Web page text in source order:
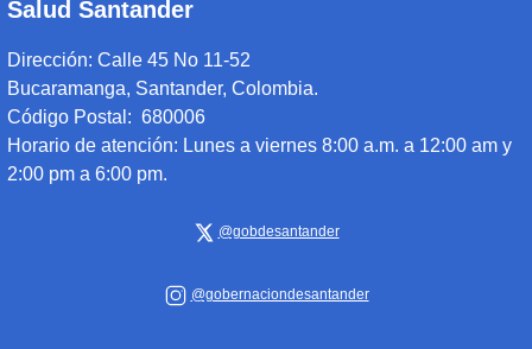
Salud Santander
Dirección: Calle 45 No 11-52
Bucaramanga, Santander, Colombia.
Código Postal: 680006
Horario de atención: Lunes a viernes 8:00 a.m. a 12:00 am y
2:00 pm a 6:00 pm.
@gobdesantander
@gobernaciondesantander